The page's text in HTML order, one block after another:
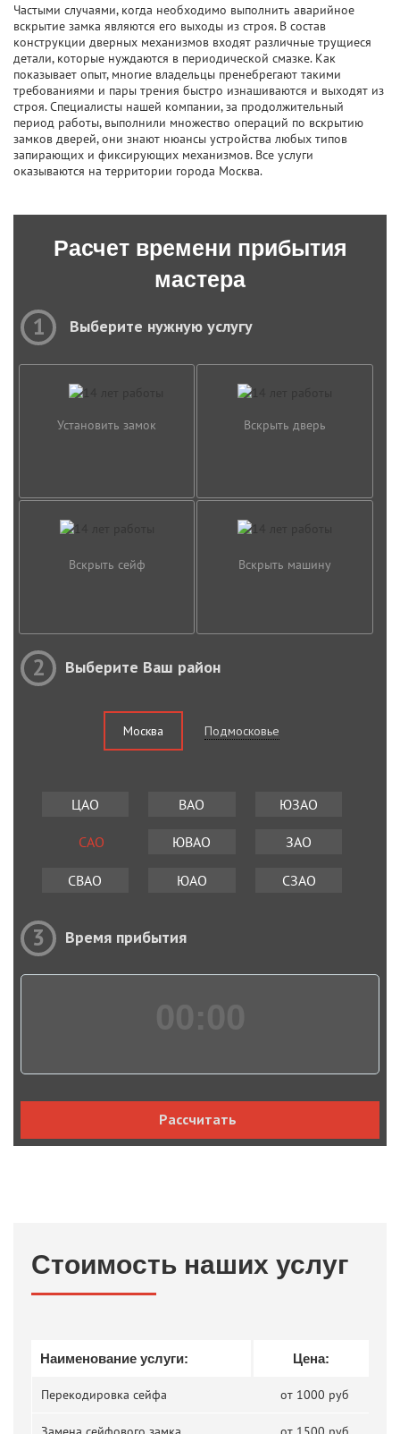
Частыми случаями, когда необходимо выполнить аварийное
вскрытие замка являются его выходы из строя. В состав
конструкции дверных механизмов входят различные трущиеся
детали, которые нуждаются в периодической смазке. Как
показывает опыт, многие владельцы пренебрегают такими
требованиями и пары трения быстро изнашиваются и выходят из
строя. Специалисты нашей компании, за продолжительный
период работы, выполнили множество операций по вскрытию
замков дверей, они знают нюансы устройства любых типов
запирающих и фиксирующих механизмов. Все услуги
оказываются на территории города Москва.
Расчет времени прибытия
мастера
1 Выберите нужную услугу
Установить замок Вскрыть дверь
Вскрыть сейф Вскрыть машину
2 Выберите Ваш район
Москва Подмосковье
ЦАО ВАО ЮЗАО
САО ЮВАО ЗАО
СВАО ЮАО СЗАО
3 Время прибытия
Рассчитать
Стоимость наших услуг
Наименование услуги: Цена:
Перекодировка сейфа от 1000 руб